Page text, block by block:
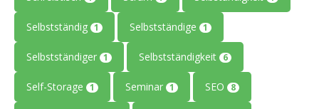
Selbstständig 1 Selbstständige 1
Selbstständiger 1 Selbstständigkeit 6
Self-Storage 1 Seminar 1 SEO 8